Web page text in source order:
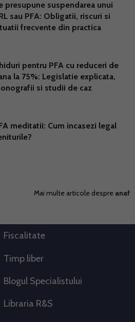
presupune suspendarea unui
sau PFA: Obligatii, riscuri si
frecvente din practica
pentru PFA cu reduceri de
la 75%: Legislatie explicata,
si studii de caz
meditatii: Cum incasezi legal
Mai multe articole despre anaf
Fiscalitate
Timp liber
Blogul Specialistului
Libraria R&S